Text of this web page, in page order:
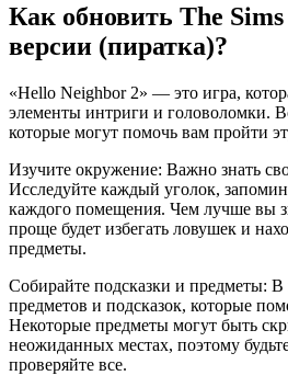
Как обновить The
версии (пиратка)?
«Hello Neighbor 2» — это игра,
элементы интриги и головоломки.
которые могут помочь вам пройти
Изучите окружение: Важно знать
Исследуйте каждый уголок,
каждого помещения. Чем лучше вы
проще будет избегать ловушек и
предметы.
Собирайте подсказки и предметы:
предметов и подсказок, которые
Некоторые предметы могут быть
неожиданных местах, поэтому
проверяйте все.